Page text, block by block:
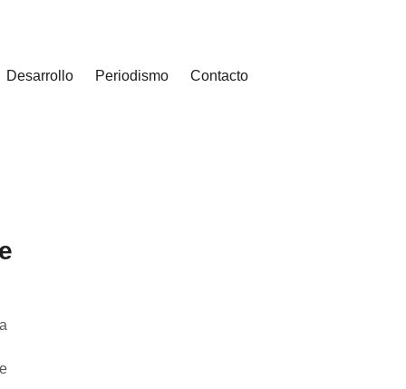
Desarrollo Periodismo Contacto